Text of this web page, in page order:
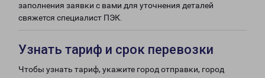
заполнения заявки с вами для уточнения деталей
свяжется специалист ПЭК.
Узнать тариф и срок перевозки
Чтобы узнать тариф, укажите город отправки, город